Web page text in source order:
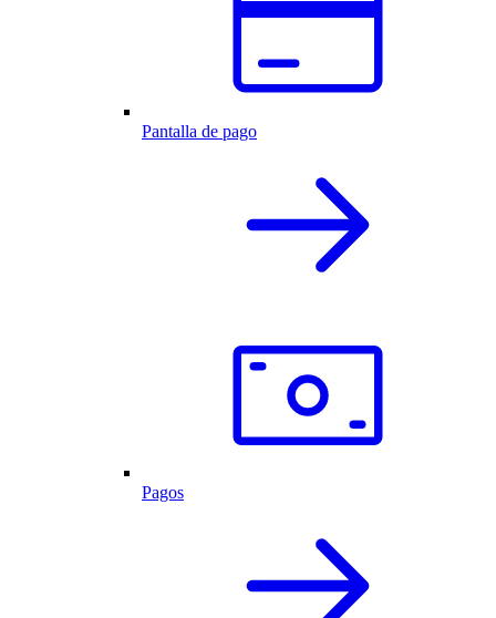
Pantalla de pago
Pagos